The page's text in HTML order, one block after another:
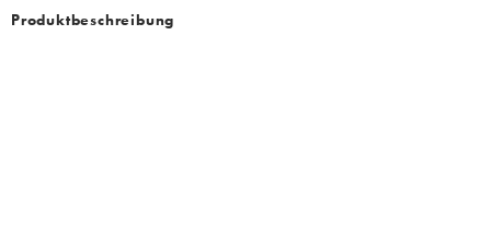
Produktbeschreibung